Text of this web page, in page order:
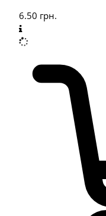
6.50 грн.